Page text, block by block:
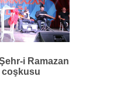
i Ramazan